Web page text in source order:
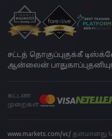
சட்டத் தொகுப்புகுக்கீ
ஆன்லைன் பாதுகாப்பு
கட்டண
முறைகள்
www.markets.com/vc/ தளமானது